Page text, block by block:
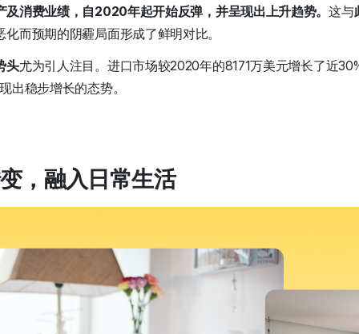
及消费业绩，自2020年起开始反弹，并呈现出上升趋势。这与
而预期的阴霾局面形成了鲜明对比。
头尤为引人注目。进口市场较2020年的8171万美元增长了近
出稳步增长的态势。
，融入日常生活